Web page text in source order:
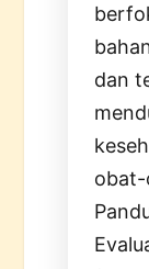
dan
obat-